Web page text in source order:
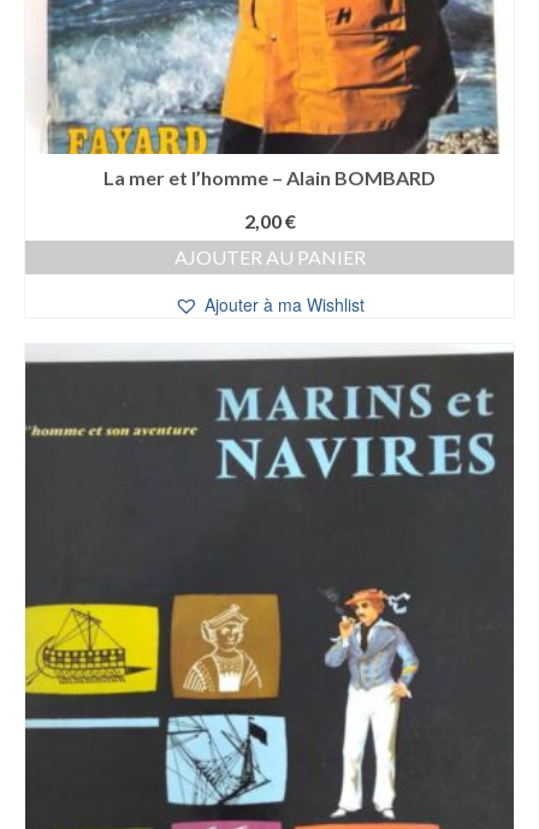
La mer et l’homme – Alain BOMBARD
2,00€
AJOUTER AU PANIER
Ajouter à ma Wishlist